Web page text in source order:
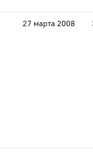
27 марта 2008